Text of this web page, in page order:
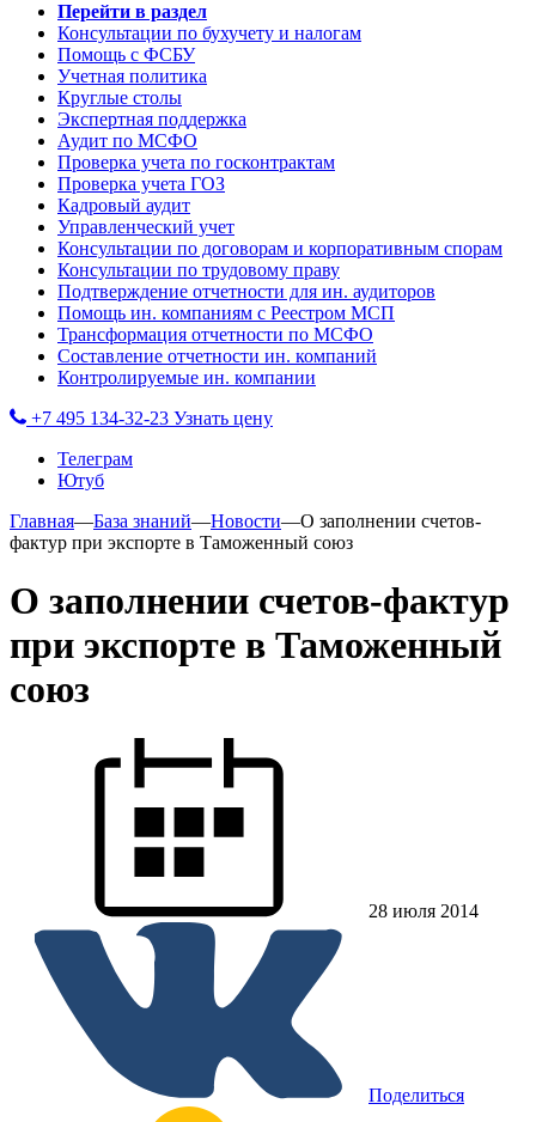
Перейти в раздел
Консультации по бухучету и налогам
Помощь с ФСБУ
Учетная политика
Круглые столы
Экспертная поддержка
Аудит по МСФО
Проверка учета по госконтрактам
Проверка учета ГОЗ
Кадровый аудит
Управленческий учет
Консультации по договорам и корпоративным спорам
Консультации по трудовому праву
Подтверждение отчетности для ин. аудиторов
Помощь ин. компаниям с Реестром МСП
Трансформация отчетности по МСФО
Составление отчетности ин. компаний
Контролируемые ин. компании
+7 495 134-32-23 Узнать цену
Телеграм
Ютуб
Главная—База знаний—Новости—О заполнении счетов-
фактур при экспорте в Таможенный союз
О заполнении счетов-фактур
при экспорте в Таможенный
союз
28 июля 2014
Поделиться